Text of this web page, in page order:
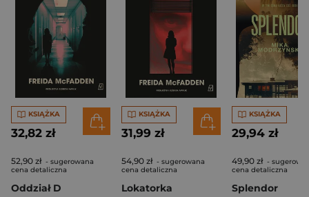
KSIĄŻKA
32,82 zł
52,90 zł - sugerowana
cena detaliczna
Oddział D
KSIĄŻKA
31,99 zł
54,90 zł - sugerowana
cena detaliczna
Lokatorka
KSIĄŻKA
29,94 zł
49,90 zł -
cena detaliczna
Splendor